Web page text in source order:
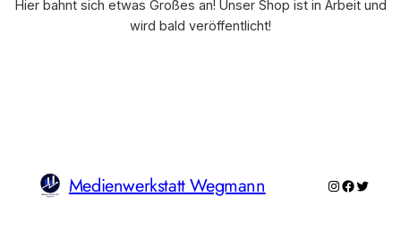
Hier bahnt sich etwas Großes an! Unser Shop ist in Arbeit und
wird bald veröffentlicht!
Medienwerkstatt Wegmann Instagram